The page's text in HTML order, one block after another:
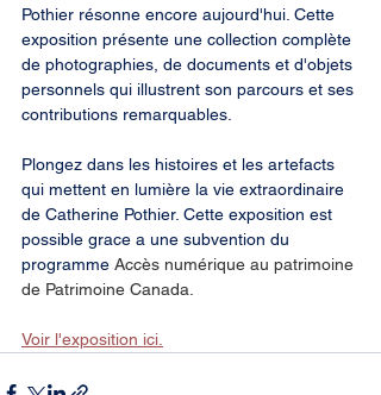
Pothier résonne encore aujourd'hui. Cette
exposition présente une collection complète
de photographies, de documents et d'objets
personnels qui illustrent son parcours et ses
contributions remarquables.
Plongez dans les histoires et les artefacts
qui mettent en lumière la vie extraordinaire
de Catherine Pothier. Cette exposition est
possible grace a une subvention du
programme Accès numérique au patrimoine
de Patrimoine Canada.
Voir l'exposition ici.